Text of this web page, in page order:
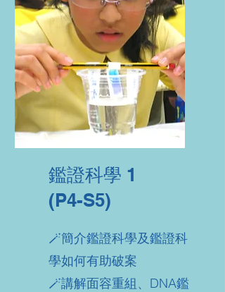
鑑證科學 1
(P4-S5)
🪄簡介鑑證科學及鑑證科
學如何有助破案
🪄講解面容重組、DNA鑑